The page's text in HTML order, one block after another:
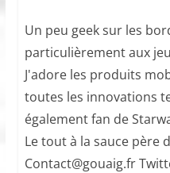
Un peu geek sur les
particulièrement aux
J'adore les produits
toutes les innovations
également fan de
Le tout à la sauce père
Contact@gouaig.fr